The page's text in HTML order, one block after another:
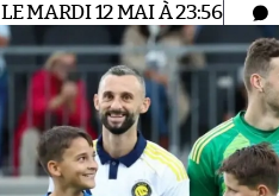
LE MARDI 12 MAI À 23:56